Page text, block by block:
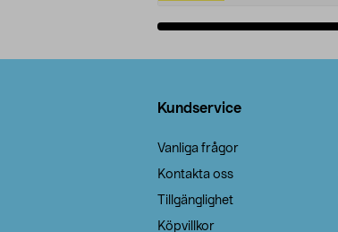
Kundservice
Vanliga frågor
Kontakta oss
Tillgänglighet
Köpvillkor